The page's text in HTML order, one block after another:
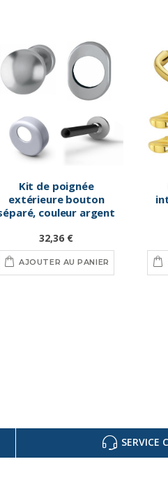
Kit de poignée
extérieure bouton
couleur argent
32,36 €
AJOUTER AU PANIER
SERVICE